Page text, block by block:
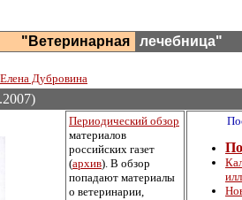
"Ветеринарная лечебница"
Елена Дубровина
.2007)
Периодический обзор
материалов
российских газет
(архив). В обзор
попадают материалы
о ветеринарии,